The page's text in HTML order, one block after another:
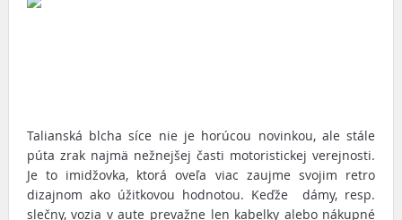
Talianská blcha síce nie je horúcou novinkou, ale stále
púta zrak najmä nežnejšej časti motoristickej verejnosti.
Je to imidžovka, ktorá oveľa viac zaujme svojim retro
dizajnom ako úžitkovou hodnotou. Keďže dámy, resp.
slečny, vozia v aute prevažne len kabelky alebo nákupné